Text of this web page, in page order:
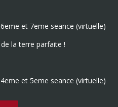
et 7eme seance (virtuelle)
la terre parfaite !
et 5eme seance (virtuelle)